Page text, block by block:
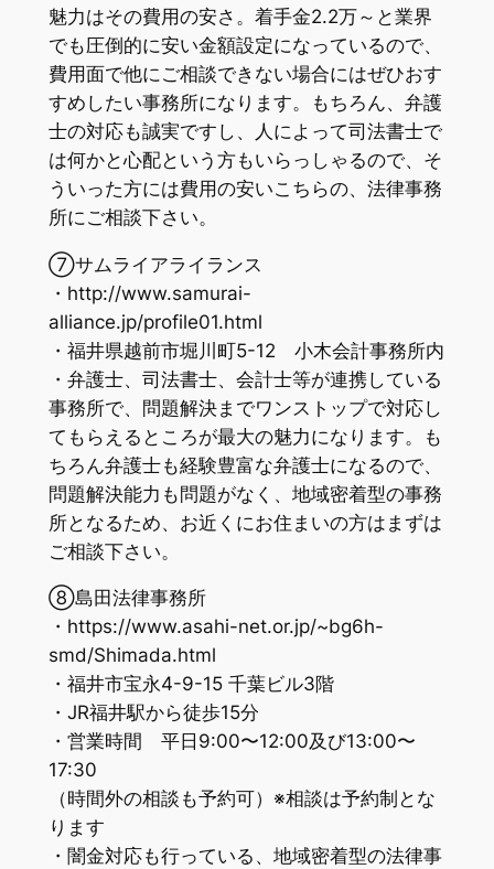
魅力はその費用の安さ。着手金2.2万～と業界
でも圧倒的に安い金額設定になっているので、
費用面で他にご相談できない場合にはぜひおす
すめしたい事務所になります。もちろん、弁護
士の対応も誠実ですし、人によって司法書士で
は何かと心配という方もいらっしゃるので、そ
ういった方には費用の安いこちらの、法律事務
所にご相談下さい。
⑦サムライアライランス
・http://www.samurai-
alliance.jp/profile01.html
・福井県越前市堀川町5-12 小木会計事務所内
・弁護士、司法書士、会計士等が連携している
事務所で、問題解決までワンストップで対応し
てもらえるところが最大の魅力になります。も
ちろん弁護士も経験豊富な弁護士になるので、
問題解決能力も問題がなく、地域密着型の事務
所となるため、お近くにお住まいの方はまずは
ご相談下さい。
⑧島田法律事務所
・https://www.asahi-net.or.jp/~bg6h-
smd/Shimada.html
・福井市宝永4-9-15 千葉ビル3階
・JR福井駅から徒歩15分
・営業時間 平日9:00〜12:00及び13:00〜
17:30
（時間外の相談も予約可）※相談は予約制とな
ります
・闇金対応も行っている、地域密着型の法律事